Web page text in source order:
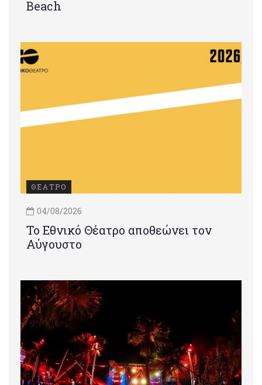
Beach
ΘΕΑΤΡΟ
04/08/2026
Το Εθνικό Θέατρο αποθεώνει τον
Αύγουστο